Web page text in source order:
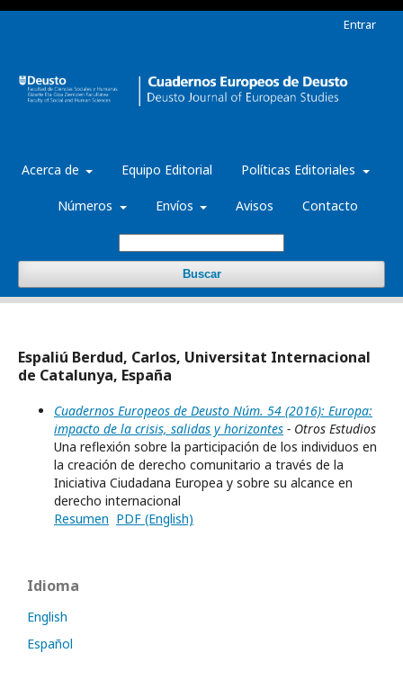
Acerca de Equipo Editorial Políticas Editoriales
Números Envíos Avisos Contacto
Buscar
Entrar
Espaliú Berdud, Carlos, Universitat Internacional
de Catalunya, España
Cuadernos Europeos de Deusto Núm. 54 (2016): Europa:
impacto de la crisis, salidas y horizontes - Otros Estudios
Una reflexión sobre la participación de los individuos en
la creación de derecho comunitario a través de la
Iniciativa Ciudadana Europea y sobre su alcance en
derecho internacional
Resumen PDF (English)
Idioma
English
Español